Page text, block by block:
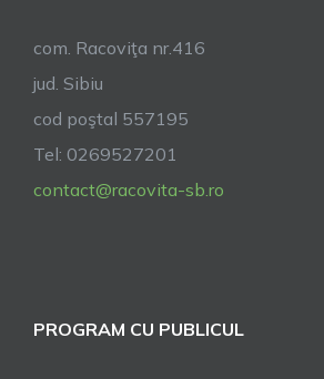
com. Racoviţa nr.416
jud. Sibiu
cod poştal 557195
Tel: 0269527201
contact@racovita-sb.ro
PROGRAM CU PUBLICUL